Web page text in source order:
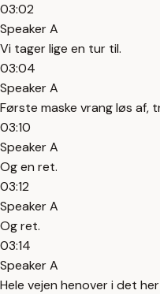
03:02
Speaker A
Vi tager lige en tur til.
03:04
Speaker A
Første maske vrang løs af,
03:10
Speaker A
Og en ret.
03:12
Speaker A
Og ret.
03:14
Speaker A
Hele vejen henover i det